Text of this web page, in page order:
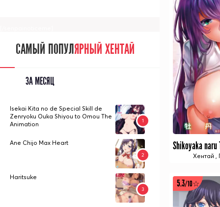
Хентай ,
5.3/10☆
САМЫЙ ПОПУЛЯРНЫЙ ХЕНТАЙ
ЗА МЕСЯЦ
Isekai Kita no de Special Skill de
Zenryoku Ouka Shiyou to Omou The
Animation
Ane Chijo Max Heart
Haritsuke